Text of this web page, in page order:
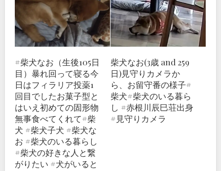
#柴犬なお（生後105日
目）暴れ回って寝る今
日はフィラリア投薬1
回目でしたお菓子型と
はいえ初めての固形物
無事食べてくれて#柴
犬 #柴犬子犬 #柴犬な
お #柴犬のいる暮らし
#柴犬の好きな人と繋
がりたい #犬がいると
柴犬なお(3歳 and 259
日)見守りカメラか
ら、お留守番の様子#
柴犬#柴犬のいる暮ら
し #赤根川辰巳荘出身
#見守りカメラ